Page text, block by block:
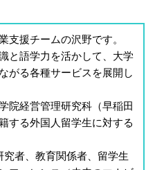
支援チームの沢野です。
と語学力を活かして、大学
がる各種サービスを展開し
院経営管理研究科（早稲田
する外国人留学生に対する
者、教育関係者、留学生